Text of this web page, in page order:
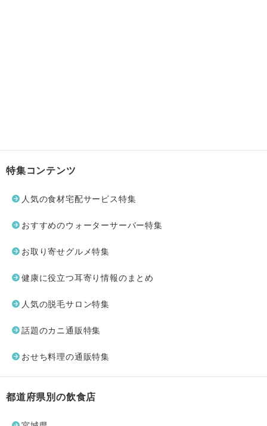
特集コンテンツ
人気の食材宅配サービス特集
おすすめのウォーターサーバー特集
お取り寄せグルメ特集
健康に役立つ耳寄り情報のまとめ
人気の脱毛サロン特集
話題のカニ通販特集
おせち料理の通販特集
都道府県別の飲食店